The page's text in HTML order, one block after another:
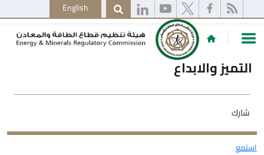
English
التميز والابداع
شارك
استمع